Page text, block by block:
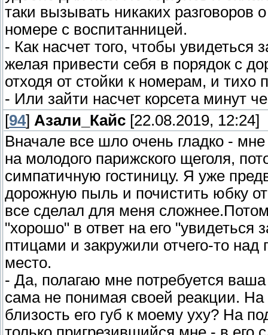
таки вызывать никаких разговоров
номере с воспитанницей.
- Как насчет того, чтобы увидеться
желая привести себя в порядок с
отходя от стойки к номерам, и тихо
- Или зайти насчет корсета минут
[94] Азали_Кайс [22.08.2019, 12:24]
Вначале все шло очень гладко -
на молодого парижского щеголя,
симпатичную гостиницу. Я уже
дорожную пыль и почистить юбку
все сделал для меня
"хорошо" в ответ на его "увидеться
птицами и закружили отчего-то
место.
- Да, полагаю мне потребуется
сама не понимая своей реакции.
близость его губ к моему уху? На